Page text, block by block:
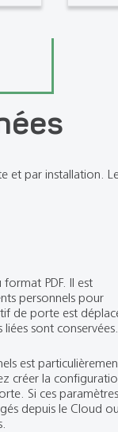
et par installation.
PDF. Il est
personnels pour
de porte est
sont conservées.
est
créer la
Si ces paramètres
depuis le Cloud ou